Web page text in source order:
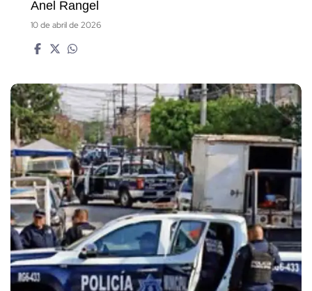
Anel Rangel
10 de abril de 2026